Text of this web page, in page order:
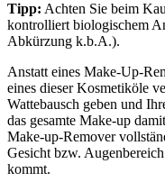
Tipp: Achten Sie beim
kontrolliert biologischem
Abkürzung k.b.A.).
Anstatt eines Make-Up-
eines dieser Kosmetiköle
Wattebausch geben und
das gesamte Make-up
Make-up-Remover
Gesicht bzw.
kommt.